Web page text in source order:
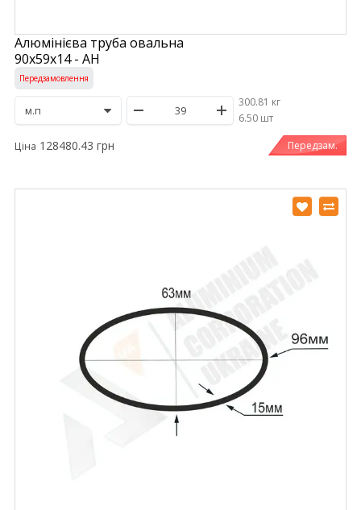
Алюмінієва труба овальна
90х59х14 - АН
Передзамовлення
300.81 кг
/6.50 шт
Ціна 128480.43 грн Передзам.